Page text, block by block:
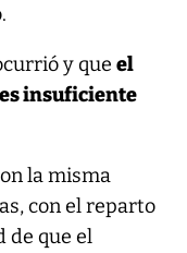
y que el
insuficiente
la misma
con el reparto
de que el